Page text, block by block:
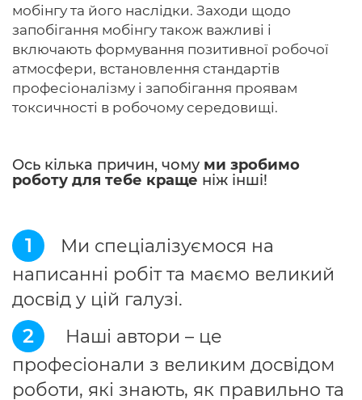
мобінгу та його наслідки. Заходи щодо
запобігання мобінгу також важливі і
включають формування позитивної робочої
атмосфери, встановлення стандартів
професіоналізму і запобігання проявам
токсичності в робочому середовищі.
Ось кілька причин, чому ми зробимо
роботу для тебе краще ніж інші!
1
Ми спеціалізуємося на
написанні робіт та маємо великий
досвід у цій галузі.
2
Наші автори – це
професіонали з великим досвідом
роботи, які знають, як правильно та